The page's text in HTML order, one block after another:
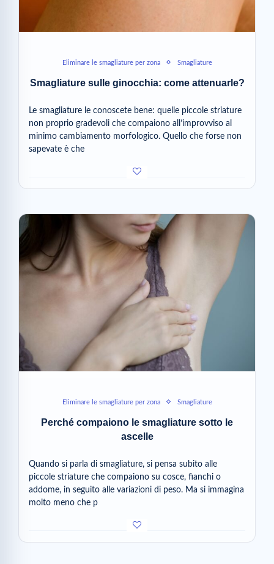
Eliminare le smagliature per zona Smagliature
Smagliature sulle ginocchia: come attenuarle?
Le smagliature le conoscete bene: quelle piccole striature
non proprio gradevoli che compaiono all’improvviso al
minimo cambiamento morfologico. Quello che forse non
sapevate è che
Eliminare le smagliature per zona Smagliature
Perché compaiono le smagliature sotto le
ascelle
Quando si parla di smagliature, si pensa subito alle
piccole striature che compaiono su cosce, fianchi o
addome, in seguito alle variazioni di peso. Ma si immagina
molto meno che p